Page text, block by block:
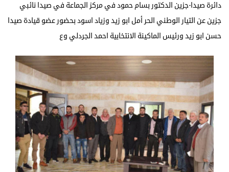
دائرة صيدا-جزين الدكتور بسام حمود في مركز الجماعة في صيدا نائبي
جزين عن التيار الوطني الحر أمل ابو زيد وزياد اسود بحضور عضو قيادة صيدا
حسن ابو زيد ورئيس الماكينة الانتخابية احمد الجردلي وع